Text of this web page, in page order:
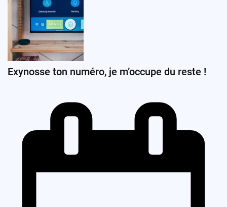
Exynosse ton numéro, je m’occupe du reste !